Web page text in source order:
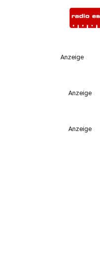
Anzeige
Anzeige
Anzeige